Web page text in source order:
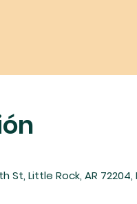
Little Rock, AR 72204,